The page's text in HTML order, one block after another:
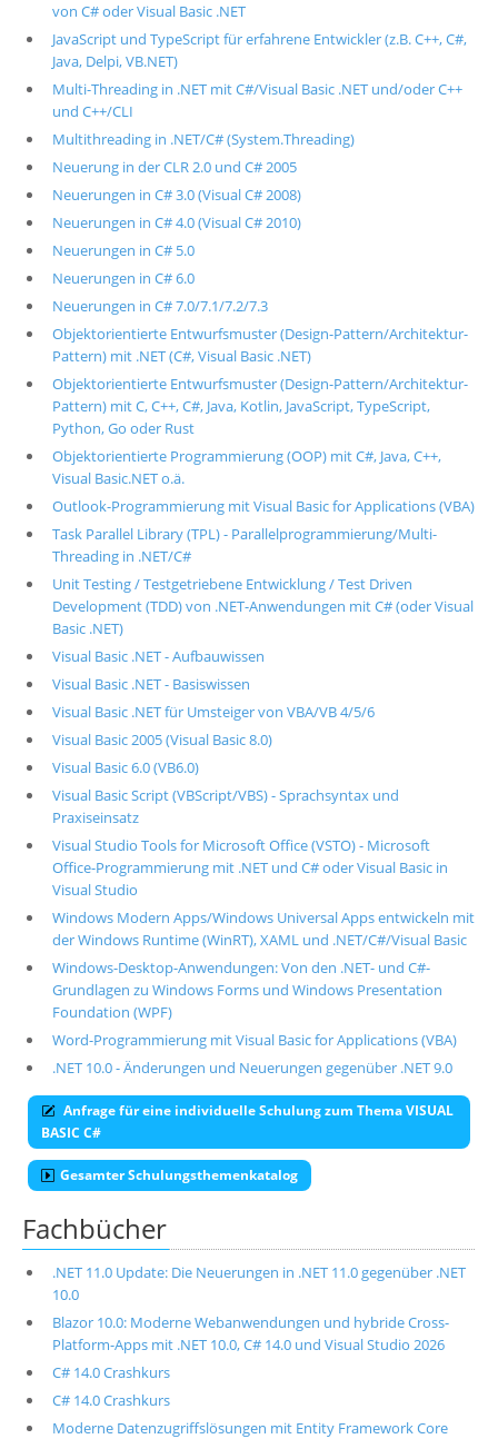
von C# oder Visual Basic .NET
JavaScript und TypeScript für erfahrene Entwickler (z.B. C++, C#,
Java, Delpi, VB.NET)
Multi-Threading in .NET mit C#/Visual Basic .NET und/oder C++
und C++/CLI
Multithreading in .NET/C# (System.Threading)
Neuerung in der CLR 2.0 und C# 2005
Neuerungen in C# 3.0 (Visual C# 2008)
Neuerungen in C# 4.0 (Visual C# 2010)
Neuerungen in C# 5.0
Neuerungen in C# 6.0
Neuerungen in C# 7.0/7.1/7.2/7.3
Objektorientierte Entwurfsmuster (Design-Pattern/Architektur-
Pattern) mit .NET (C#, Visual Basic .NET)
Objektorientierte Entwurfsmuster (Design-Pattern/Architektur-
Pattern) mit C, C++, C#, Java, Kotlin, JavaScript, TypeScript,
Python, Go oder Rust
Objektorientierte Programmierung (OOP) mit C#, Java, C++,
Visual Basic.NET o.ä.
Outlook-Programmierung mit Visual Basic for Applications (VBA)
Task Parallel Library (TPL) - Parallelprogrammierung/Multi-
Threading in .NET/C#
Unit Testing / Testgetriebene Entwicklung / Test Driven
Development (TDD) von .NET-Anwendungen mit C# (oder Visual
Basic .NET)
Visual Basic .NET - Aufbauwissen
Visual Basic .NET - Basiswissen
Visual Basic .NET für Umsteiger von VBA/VB 4/5/6
Visual Basic 2005 (Visual Basic 8.0)
Visual Basic 6.0 (VB6.0)
Visual Basic Script (VBScript/VBS) - Sprachsyntax und
Praxiseinsatz
Visual Studio Tools for Microsoft Office (VSTO) - Microsoft
Office-Programmierung mit .NET und C# oder Visual Basic in
Visual Studio
Windows Modern Apps/Windows Universal Apps entwickeln mit
der Windows Runtime (WinRT), XAML und .NET/C#/Visual Basic
Windows-Desktop-Anwendungen: Von den .NET- und C#-
Grundlagen zu Windows Forms und Windows Presentation
Foundation (WPF)
Word-Programmierung mit Visual Basic for Applications (VBA)
.NET 10.0 - Änderungen und Neuerungen gegenüber .NET 9.0
Anfrage für eine individuelle Schulung zum Thema VISUAL
BASIC C#
Gesamter Schulungsthemenkatalog
Fachbücher
.NET 11.0 Update: Die Neuerungen in .NET 11.0 gegenüber .NET
10.0
Blazor 10.0: Moderne Webanwendungen und hybride Cross-
Platform-Apps mit .NET 10.0, C# 14.0 und Visual Studio 2026
C# 14.0 Crashkurs
C# 14.0 Crashkurs
Moderne Datenzugriffslösungen mit Entity Framework Core